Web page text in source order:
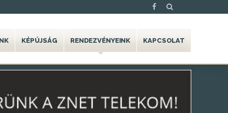
KÉPÚJSÁG RENDEZVÉNYEINK KAPCSOLAT